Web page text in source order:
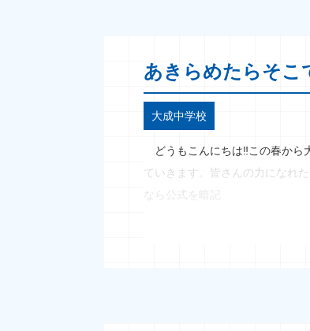
あきらめたらそこ
大成中学校
どうもこんにちは‼この春から
ていきます。皆さんの力になれ
なら公式を暗記